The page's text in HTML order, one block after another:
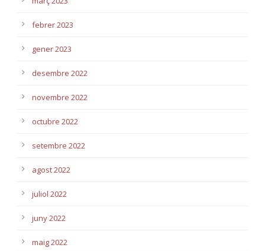
febrer 2023
gener 2023
desembre 2022
novembre 2022
octubre 2022
setembre 2022
agost 2022
juliol 2022
juny 2022
maig 2022